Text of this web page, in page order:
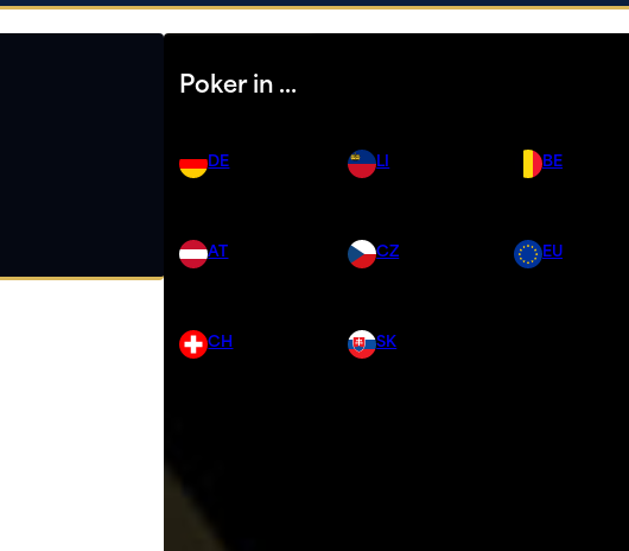
Poker in …
DE
AT
CH
LI
CZ
SK
BE
EU